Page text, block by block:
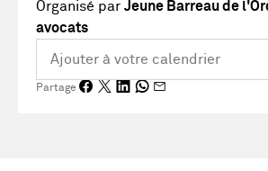
Organisé par Jeune Barreau de
avocats
Partage